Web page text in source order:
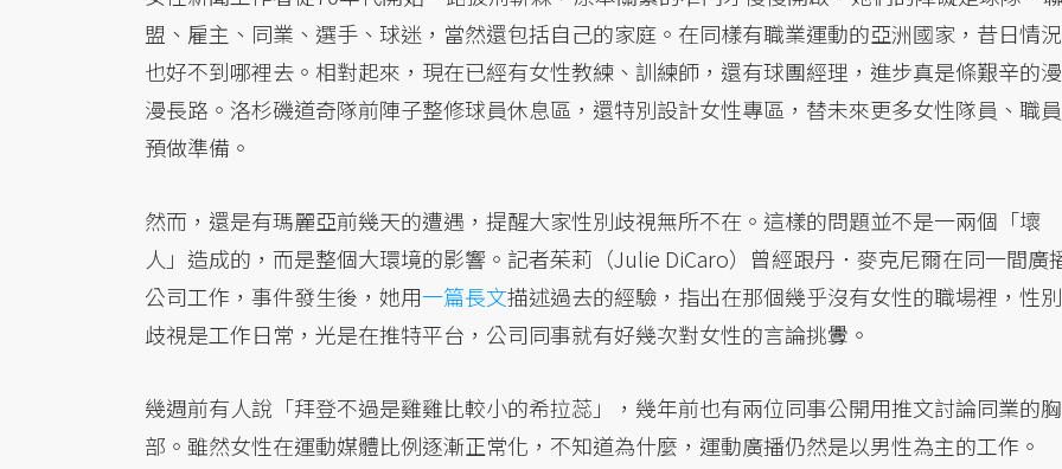
盟、雇主、同業、選手、球迷，當然還包括自己的家庭。在同樣有職業運動的亞洲國家，昔日情況
也好不到哪裡去。相對起來，現在已經有女性教練、訓練師，還有球團經理，進步真是條艱辛的漫
漫長路。洛杉磯道奇隊前陣子整修球員休息區，還特別設計女性專區，替未來更多女性隊員、職員
預做準備。
然而，還是有瑪麗亞前幾天的遭遇，提醒大家性別歧視無所不在。這樣的問題並不是一兩個「壞
人」造成的，而是整個大環境的影響。記者茱莉（Julie DiCaro）曾經跟丹．麥克尼爾在同一間廣
公司工作，事件發生後，她用一篇長文描述過去的經驗，指出在那個幾乎沒有女性的職場裡，性別
歧視是工作日常，光是在推特平台，公司同事就有好幾次對女性的言論挑釁。
幾週前有人說「拜登不過是雞雞比較小的希拉蕊」，幾年前也有兩位同事公開用推文討論同業的胸
部。雖然女性在運動媒體比例逐漸正常化，不知道為什麼，運動廣播仍然是以男性為主的工作。